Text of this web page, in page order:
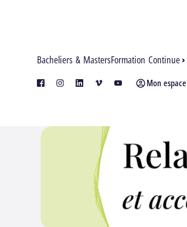
Bacheliers & MastersFormation Continue
Mon espace
facebookinstagramlinkedinvimeo youtube